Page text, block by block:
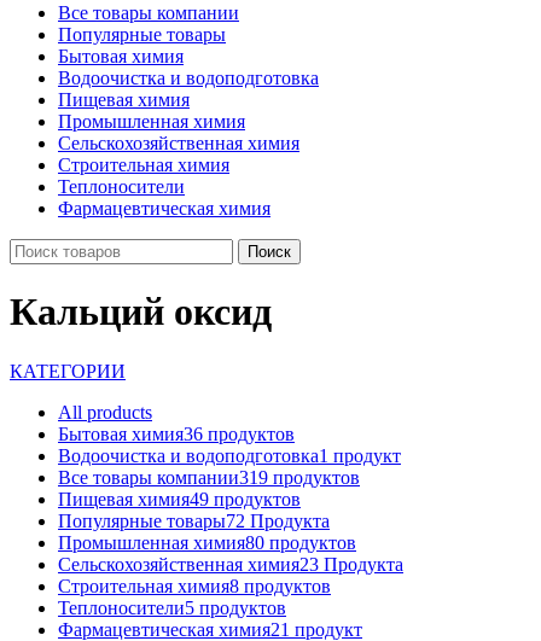
Все товары компании
Популярные товары
Бытовая химия
Водоочистка и водоподготовка
Пищевая химия
Промышленная химия
Сельскохозяйственная химия
Строительная химия
Теплоносители
Фармацевтическая химия
Поиск
Кальций оксид
КАТЕГОРИИ
All products
Бытовая химия36 продуктов
Водоочистка и водоподготовка1 продукт
Все товары компании319 продуктов
Пищевая химия49 продуктов
Популярные товары72 Продукта
Промышленная химия80 продуктов
Сельскохозяйственная химия23 Продукта
Строительная химия8 продуктов
Теплоносители5 продуктов
Фармацевтическая химия21 продукт